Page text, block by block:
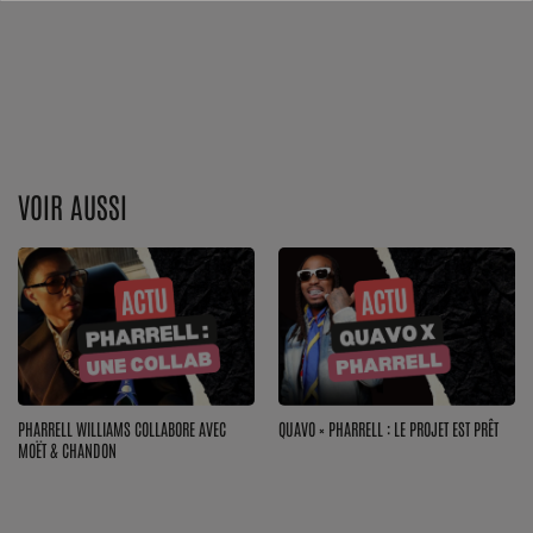
Grille des programmes
Titres diffusés
Playlist
MY SOUL ADDICT
T'Chat
VOIR AUSSI
PHARRELL WILLIAMS COLLABORE AVEC
MOËT & CHANDON
QUAVO × PHARRELL : LE PROJET EST PRÊT